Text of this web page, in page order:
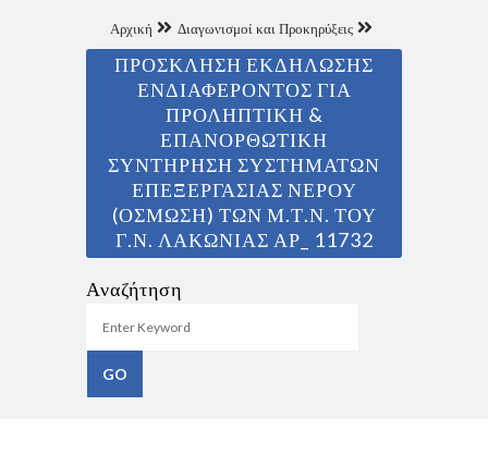
Αρχική Διαγωνισμοί και Προκηρύξεις
ΠΡΟΣΚΛΗΣΗ ΕΚΔΗΛΩΣΗΣ
ΕΝΔΙΑΦΕΡΟΝΤΟΣ ΓΙΑ
ΠΡΟΛΗΠΤΙΚΗ &
ΕΠΑΝΟΡΘΩΤΙΚΗ
ΣΥΝΤΗΡΗΣΗ ΣΥΣΤΗΜΑΤΩΝ
ΕΠΕΞΕΡΓΑΣΙΑΣ ΝΕΡΟΥ
(ΟΣΜΩΣΗ) ΤΩΝ Μ.Τ.Ν. ΤΟΥ
Γ.Ν. ΛΑΚΩΝΙΑΣ ΑΡ_ 11732
Αναζήτηση